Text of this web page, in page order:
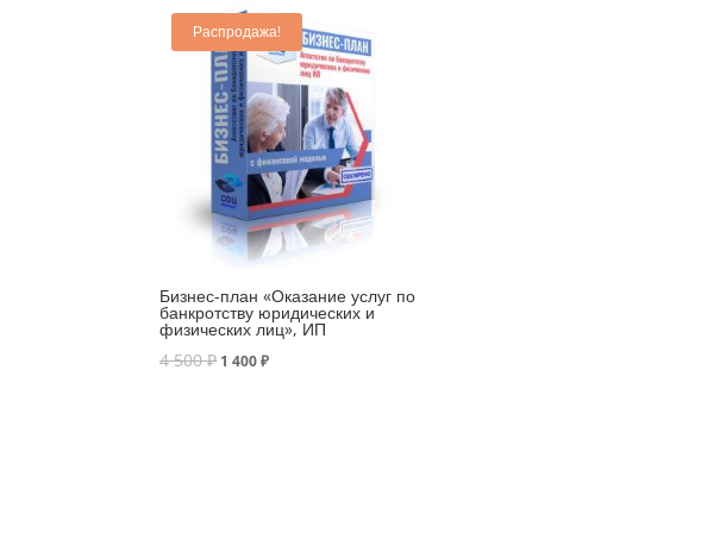
Распродажа!
Бизнес-план «Оказание услуг по
банкротству юридических и
физических лиц», ИП
4 500₽ 1 400₽